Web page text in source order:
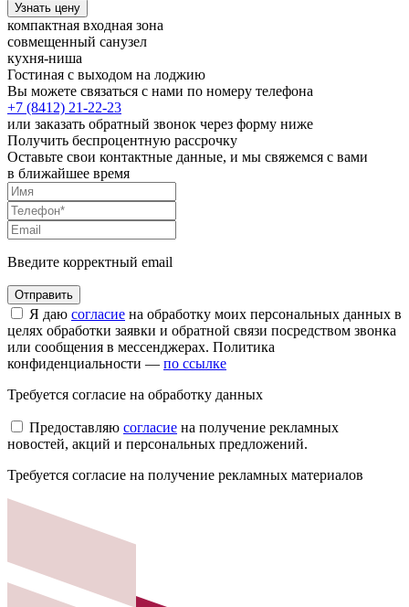
Узнать цену
компактная входная зона
совмещенный санузел
кухня-ниша
Гостиная с выходом на лоджию
Вы можете связаться с нами по номеру телефона
+7 (8412) 21-22-23
или заказать обратный звонок через форму ниже
Получить беспроцентную рассрочку
Оставьте свои контактные данные, и мы свяжемся с вами
в ближайшее время
Введите корректный email
Я даю согласие на обработку моих персональных данных в
целях обработки заявки и обратной связи посредством звонка
или сообщения в мессенджерах. Политика
конфиденциальности — по ссылке
Требуется согласие на обработку данных
Предоставляю согласие на получение рекламных
новостей, акций и персональных предложений.
Требуется согласие на получение рекламных материалов